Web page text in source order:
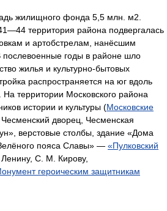
жилищного фонда 5,5 млн. м2.
территория района подвергалась
и артобстрелам, нанёсшим
годы в районе шло
жилья и культурно-бытовых
распространяется на юг вдоль
На территории Московского района
истории и культуры (Московские
, Чесменский дворец, Чесменская
верстовые столбы, здание «Дома
пояса Славы» — «Пулковский
Ленину, С. М. Кирову,
героическим защитникам